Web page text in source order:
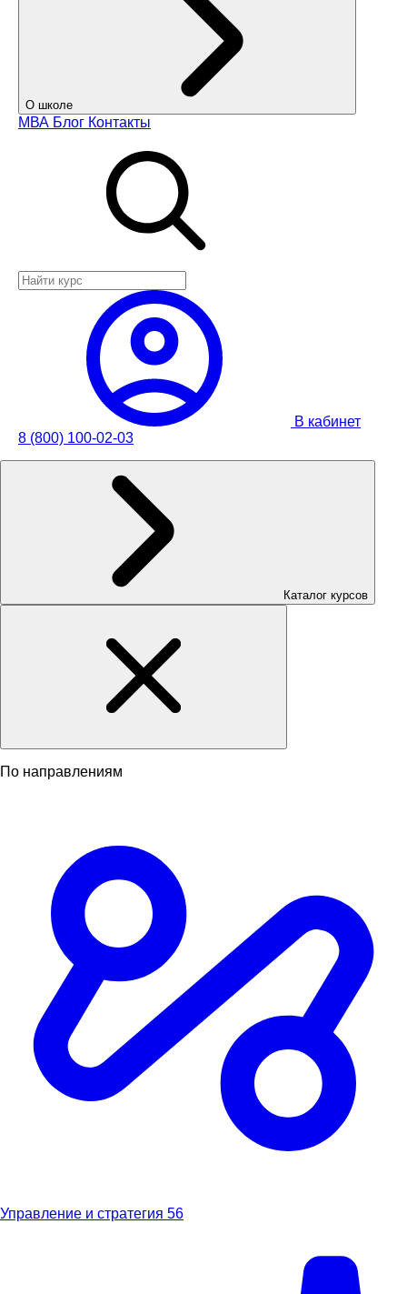
О школе
МВА Блог Контакты
В кабинет
8 (800) 100-02-03
Каталог курсов
По направлениям
Управление и стратегия 56